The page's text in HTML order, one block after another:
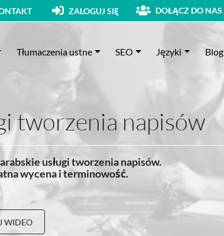
ZALOGUJ SIĘ DOŁĄCZ DO NAS
Tłumaczenia ustne SEO Języki Blog
tworzenia napisów
usługi tworzenia napisów.
wycena i terminowość.
WIDEO